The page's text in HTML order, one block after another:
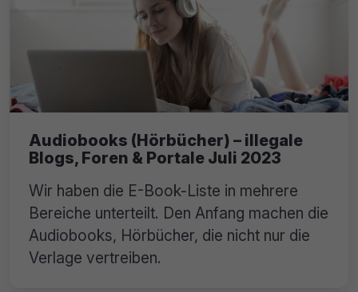
Audiobooks (Hörbücher) – illegale
Blogs, Foren & Portale Juli 2023
Wir haben die E-Book-Liste in mehrere
Bereiche unterteilt. Den Anfang machen die
Audiobooks, Hörbücher, die nicht nur die
Verlage vertreiben.